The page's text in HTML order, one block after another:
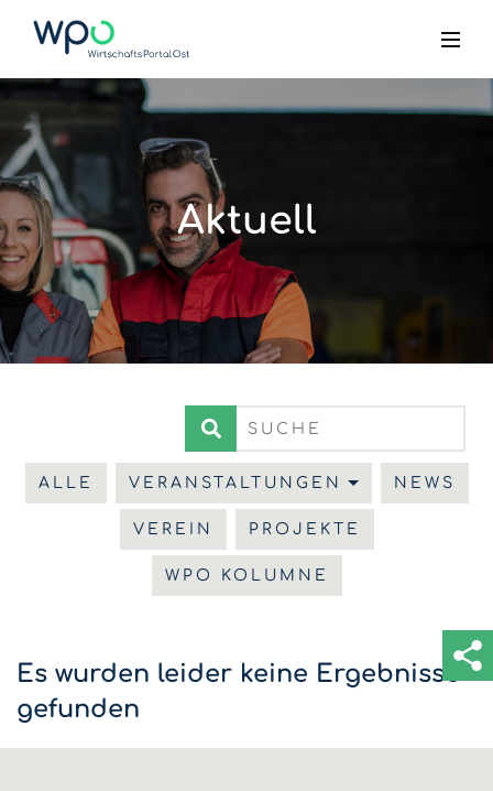
Aktuell
ALLE VERANSTALTUNGEN NEWS
VEREIN PROJEKTE
WPO KOLUMNE
Es wurden leider keine Ergebnisse
gefunden